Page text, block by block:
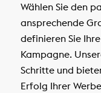
Wählen Sie den
ansprechende
definieren Sie
Kampagne.
Schritte und
Erfolg Ihrer